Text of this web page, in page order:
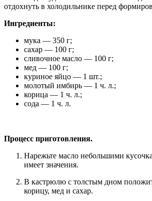
отдохнуть в холодильнике перед
Ингредиенты:
мука — 350 г;
сахар — 100 г;
сливочное масло — 100 г;
мед — 100 г;
куриное яйцо — 1 шт.;
молотый имбирь — 1 ч. л.;
корица — 1 ч. л.;
сода — 1 ч. л.
Процесс приготовления.
Нарежьте масло небольшими
имеет значения.
В кастрюлю с толстым дном
корицу, мед и сахар.